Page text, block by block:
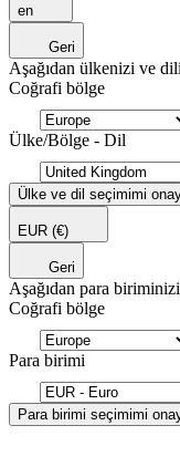
en
Geri
Aşağıdan ülkenizi ve
Coğrafi bölge
Ülke/Bölge - Dil
Ülke ve dil seçimimi
EUR (€)
Geri
Aşağıdan para
Coğrafi bölge
Para birimi
Para birimi seçimimi